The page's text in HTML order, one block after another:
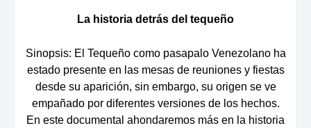
La historia detrás del tequeño
Sinopsis: El Tequeño como pasapalo Venezolano ha
estado presente en las mesas de reuniones y fiestas
desde su aparición, sin embargo, su origen se ve
empañado por diferentes versiones de los hechos.
En este documental ahondaremos más en la historia